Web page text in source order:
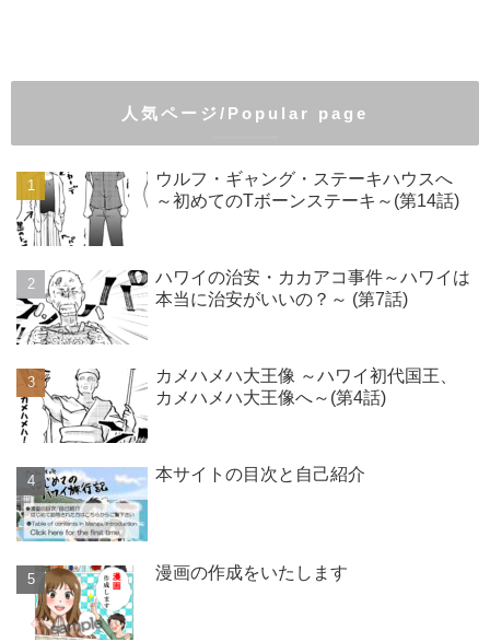
人気ページ/Popular page
ウルフ・ギャング・ステーキハウスへ
～初めてのTボーンステーキ～(第14話)
ハワイの治安・カカアコ事件～ハワイは
本当に治安がいいの？～ (第7話)
カメハメハ大王像 ～ハワイ初代国王、
カメハメハ大王像へ～(第4話)
本サイトの目次と自己紹介
漫画の作成をいたします